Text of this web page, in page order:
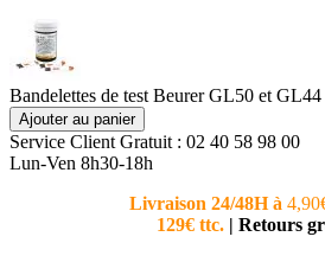
Bandelettes de test Beurer GL50 et
Ajouter au panier
Service Client Gratuit : 02 40 58 98 00
Lun-Ven 8h30-18h
Livraison 24/48H à
129€ ttc. | Retours